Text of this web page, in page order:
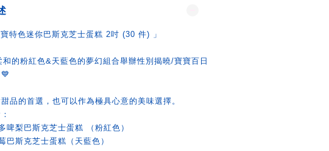
寶特色迷你巴斯克芝士蛋糕 2吋 (30 件) 」
和的粉紅色&天藍色的夢幻組合舉辦性別揭曉/寶寶百日
品的首選，也可以作為極具心意的美味選擇。
啤梨巴斯克芝士蛋糕 （粉紅色）
巴斯克芝士蛋糕（天藍色）